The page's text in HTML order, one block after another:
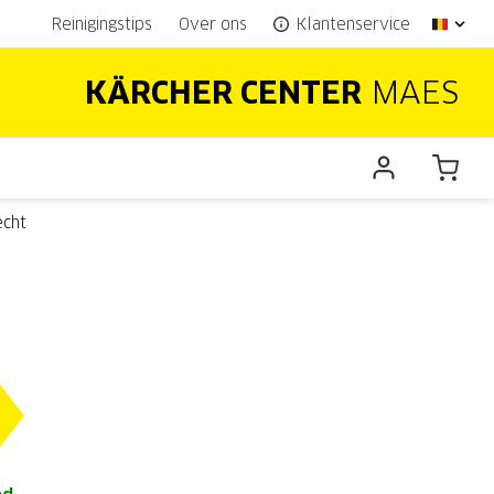
Reinigingstips Over ons Klantenservice
KÄRCHER CENTER MAES